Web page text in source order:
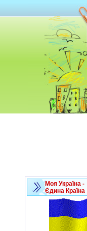
Моя Україна -
Єдина Країна